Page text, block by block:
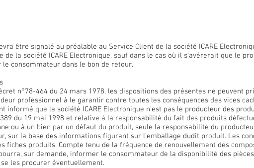
être signalé au préalable au Service Client de la société ICARE
de la société ICARE Electronique, sauf dans le cas où il s'avérerait que le
consommateur dans le bon de retour.
n°78-464 du 24 mars 1978, les dispositions des présentes ne peuvent
professionnel à le garantir contre toutes les conséquences des vices
informé que la société ICARE Electronique n'est pas le producteur des
du 19 mai 1998 et relative à la responsabilité du fait des produits
ou à un bien par un défaut du produit, seule la responsabilité du
sur la base des informations figurant sur l'emballage dudit produit. Les
fiches produits. Compte tenu de la fréquence de renouvellement des
sur demande, informer le consommateur de la disponibilité des
les procurer éventuellement.